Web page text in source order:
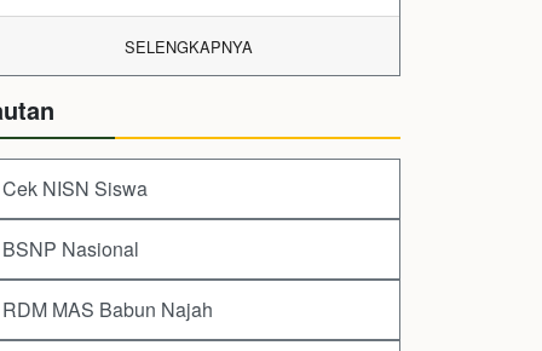
SELENGKAPNYA
Cek NISN Siswa
BSNP Nasional
RDM MAS Babun Najah